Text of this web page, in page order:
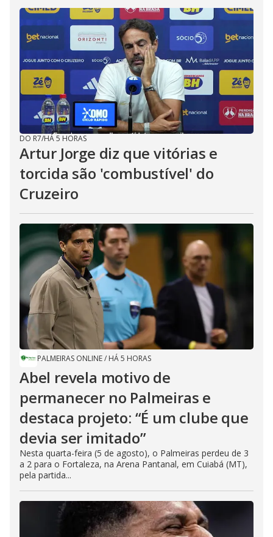
DO R7/HÁ 5 HORAS
Artur Jorge diz que vitórias e
torcida são 'combustível' do
Cruzeiro
PALMEIRAS ONLINE/ HÁ 5 HORAS
Abel revela motivo de
permanecer no Palmeiras e
destaca projeto: “É um clube que
devia ser imitado”
Nesta quarta-feira (5 de agosto), o Palmeiras perdeu de 3
a 2 para o Fortaleza, na Arena Pantanal, em Cuiabá (MT),
pela partida...